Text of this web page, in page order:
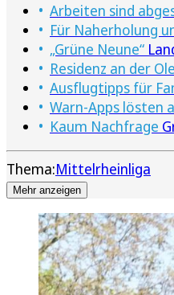
Arbeiten sind
Für Naherholung
„Grüne Neune“
Residenz an der
Ausflugtipps für
Warn-Apps lösten
Kaum Nachfrage
Thema:Mittelrheinliga
Mehr anzeigen